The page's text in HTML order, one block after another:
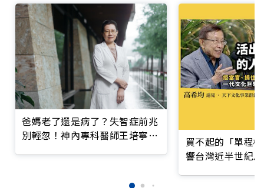
爸媽老了還是病了？失智症前兆
別輕忽！神內專科醫師王培寧呼
買不起的「單程
響台灣近半世紀